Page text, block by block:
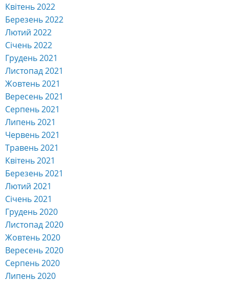
Квітень 2022
Березень 2022
Лютий 2022
Січень 2022
Грудень 2021
Листопад 2021
Жовтень 2021
Вересень 2021
Серпень 2021
Липень 2021
Червень 2021
Травень 2021
Квітень 2021
Березень 2021
Лютий 2021
Січень 2021
Грудень 2020
Листопад 2020
Жовтень 2020
Вересень 2020
Серпень 2020
Липень 2020